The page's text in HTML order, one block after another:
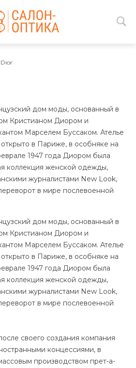
Dior
дом моды, основанный в
Кристианом Диором и
Марселем Буссаком. Ателье
в Париже, в особняке на
1947 года Диором была
коллекция женской одежды,
журналистами New Look,
в мире послевоенной
дом моды, основанный в
Кристианом Диором и
Марселем Буссаком. Ателье
в Париже, в особняке на
1947 года Диором была
коллекция женской одежды,
журналистами New Look,
в мире послевоенной
своего создания компания
концессиями, в
производством прет-а-